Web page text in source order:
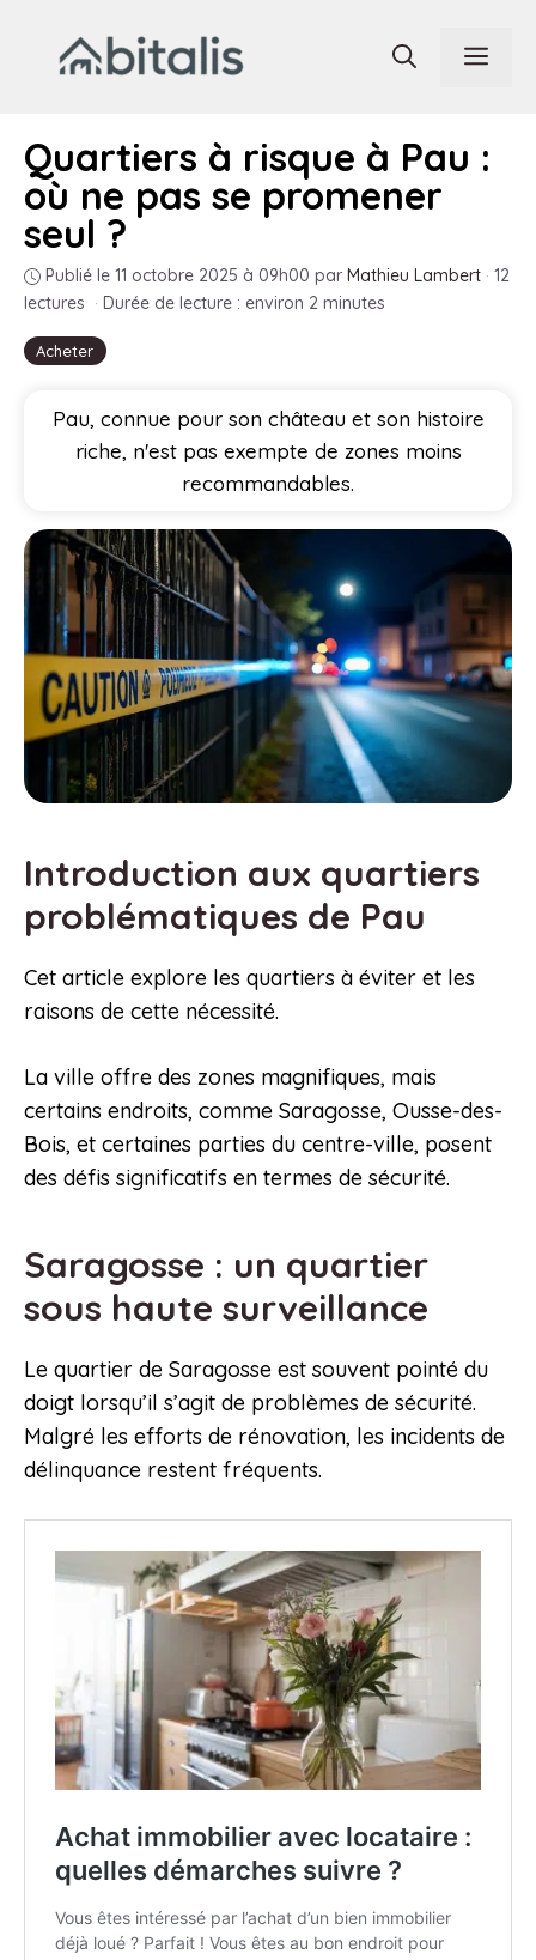
contenu
Acheter
Quartiers à risque à Pau :
où ne pas se promener
seul ?
Publié le 11 octobre 2025 à 09h00 par Mathieu Lambert · 12
lectures · Durée de lecture : environ 2 minutes
Pau, connue pour son château et son histoire
riche, n'est pas exempte de zones moins
recommandables.
Introduction aux quartiers
problématiques de Pau
Cet article explore les quartiers à éviter et les
raisons de cette nécessité.
La ville offre des zones magnifiques, mais
certains endroits, comme Saragosse, Ousse-des-
Bois, et certaines parties du centre-ville, posent
des défis significatifs en termes de sécurité.
Saragosse : un quartier
sous haute surveillance
Le quartier de Saragosse est souvent pointé du
doigt lorsqu’il s’agit de problèmes de sécurité.
Malgré les efforts de rénovation, les incidents de
délinquance restent fréquents.